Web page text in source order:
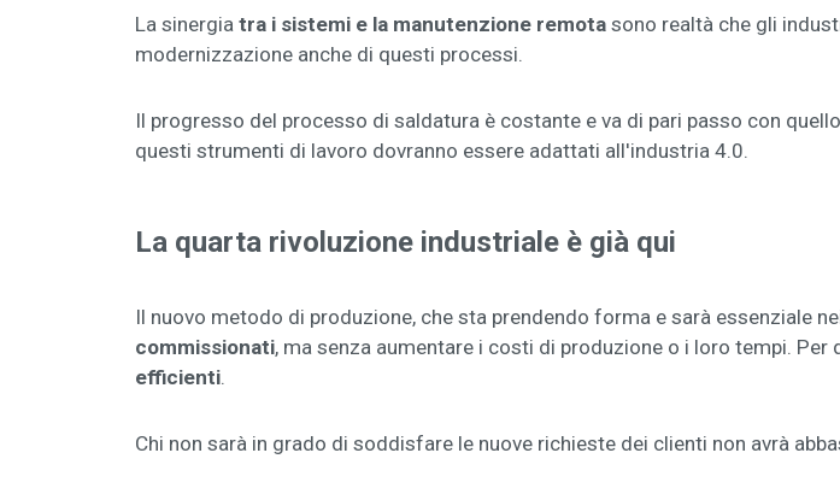
La sinergia tra i sistemi e la manutenzione remota sono realtà che gli
modernizzazione anche di questi processi.
Il progresso del processo di saldatura è costante e va di pari passo con
questi strumenti di lavoro dovranno essere adattati all'industria 4.0.
La quarta rivoluzione industriale è già qui
Il nuovo metodo di produzione, che sta prendendo forma e sarà essenziale
commissionati, ma senza aumentare i costi di produzione o i loro tempi.
efficienti.
Chi non sarà in grado di soddisfare le nuove richieste dei clienti non avrà